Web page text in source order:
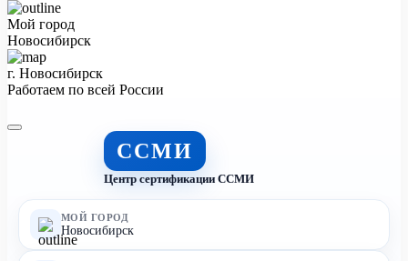
Мой город
Новосибирск
г. Новосибирск
Работаем по всей России
ССМИ
Центр сертификации ССМИ
МОЙ ГОРОД
Новосибирск